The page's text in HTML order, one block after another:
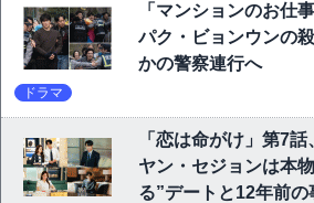
「マンションのお仕
パク・ビョンウンの
かの警察連行へ
ドラマ
「恋は命がけ」第7
ヤン・セジョンは本
る”デートと12年前の